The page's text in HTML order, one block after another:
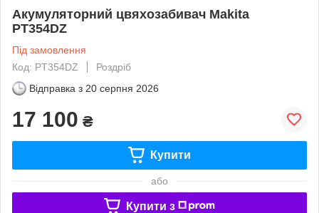
Акумуляторний цвяхозабивач Makita
PT354DZ
Під замовлення
Код: PT354DZ
Роздріб
Відправка з 20 серпня 2026
17 100 ₴
Купити
або
Купити з